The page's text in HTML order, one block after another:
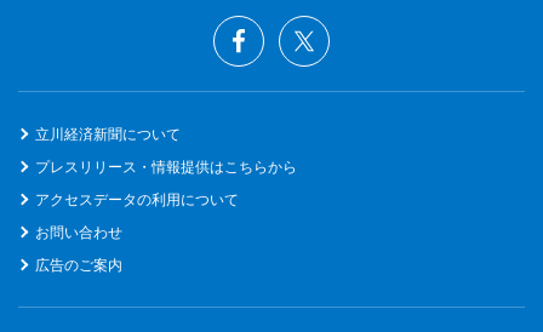
立川経済新聞について
プレスリリース・情報提供はこちらから
アクセスデータの利用について
お問い合わせ
広告のご案内